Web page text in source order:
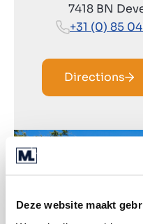
Deze website maakt
7418 BN
+31 (0) 85
Directions